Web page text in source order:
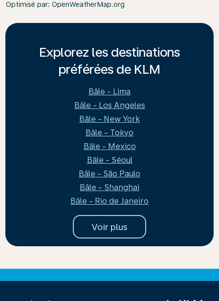
Optimisé par: OpenWeatherMap.org
Explorez les destinations
préférées de KLM
Bâle - Lima
Bâle - Los Angeles
Bâle - New York
Bâle - Tokyo
Bâle - Mexico
Bâle - Séoul
Bâle - São Paulo
Bâle - Shanghai
Bâle - Rio de Janeiro
Voir plus